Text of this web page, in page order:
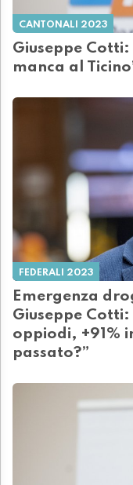
CANTONALI 2023
Giuseppe
manca al
FEDERALI 2023
Emergenza
Giuseppe
oppiodi, +91%
passato?”